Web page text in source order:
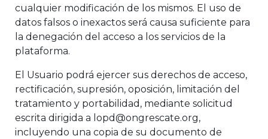
cualquier modificación de los mismos. El uso de
datos falsos o inexactos será causa suficiente para
la denegación del acceso a los servicios de la
plataforma.
El Usuario podrá ejercer sus derechos de acceso,
rectificación, supresión, oposición, limitación del
tratamiento y portabilidad, mediante solicitud
escrita dirigida a lopd@ongrescate.org,
incluyendo una copia de su documento de